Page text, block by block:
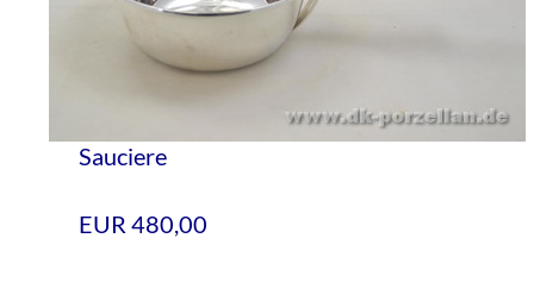
Sauciere
EUR 480,00